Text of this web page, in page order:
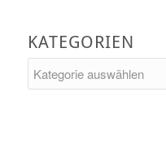
KATEGORIEN